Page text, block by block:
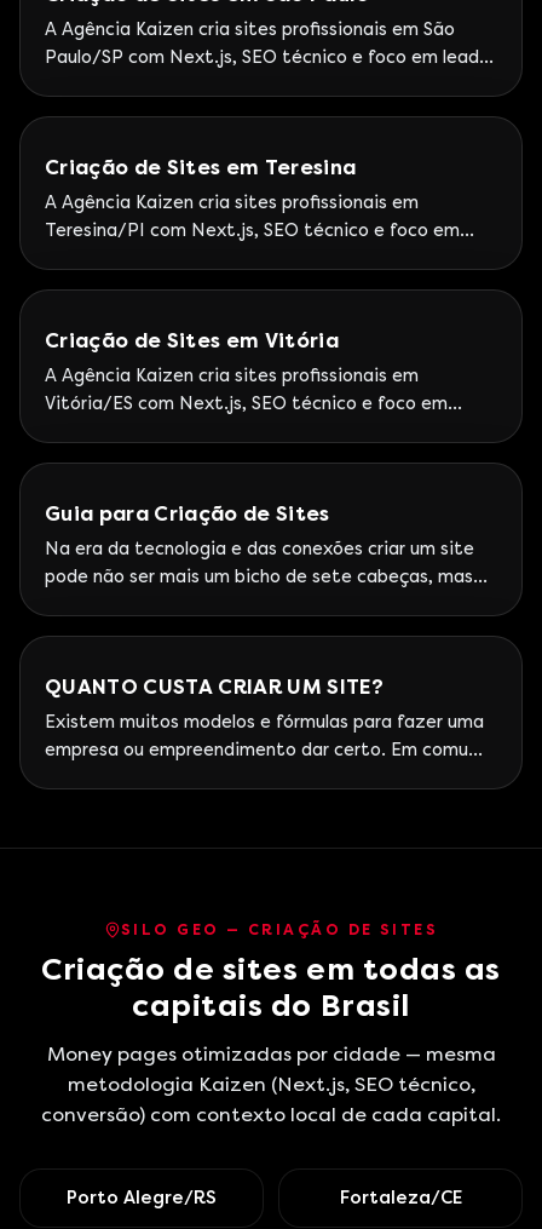
A Agência Kaizen cria sites profissionais em São
Paulo/SP com Next.js, SEO técnico e foco em leads.
Paulo (Vila Olímpia) + time Google Partner Premier.
Criação de Sites em Teresina
A Agência Kaizen cria sites profissionais em
Teresina/PI com Next.js, SEO técnico e foco em
Kaizen ao Piauí com metodologia data-driven.
Criação de Sites em Vitória
A Agência Kaizen cria sites profissionais em
Vitória/ES com Next.js, SEO técnico e foco em
Kaizen ao Espírito Santo com operação Sudeste.
Guia para Criação de Sites
Na era da tecnologia e das conexões criar um site
pode não ser mais um bicho de sete cabeças, mas
os primeiros passos. Seja um website institucional,
importante é fixar seu negócio no espaço virtual e
iniciar
QUANTO CUSTA CRIAR UM SITE?
Existem muitos modelos e fórmulas para fazer uma
empresa ou empreendimento dar certo. Em comum,
SILO GEO — CRIAÇÃO DE SITES
Criação de sites em todas as
capitais do Brasil
Money pages otimizadas por cidade — mesma
metodologia Kaizen (Next.js, SEO técnico,
conversão) com contexto local de cada capital.
Porto Alegre/RS Fortaleza/CE